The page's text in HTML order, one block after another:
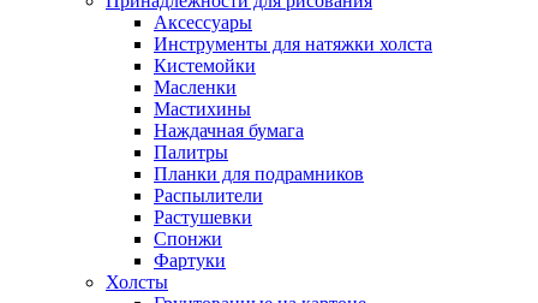
Аксессуары
Инструменты для натяжки холста
Кистемойки
Масленки
Мастихины
Наждачная бумага
Палитры
Планки для подрамников
Распылители
Растушевки
Спонжи
Фартуки
Холсты